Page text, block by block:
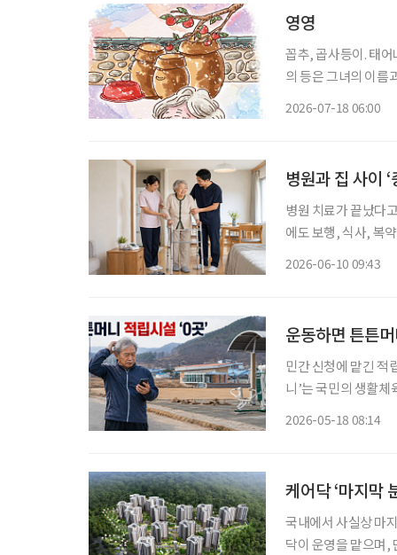
영영
꼽추, 곱사등이. 태어나 처음으로
의 등은 그녀의 이름
2026-07-18 06:00
병원과 집 사이
병원 치료가 끝났다
에도 보행, 식사, 복
2026-06-10 09:43
운동하면 튼튼
민간 신청에 맡긴 적
니’는 국민의 생활
2026-05-18 08:14
케어닥 ‘마지막
국내에서 사실상 마
닥이 운영을 맡으며,